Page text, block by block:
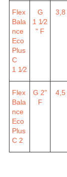
Flex
Bala
nce
Eco
Plus
C
1 1⁄2
G
1 1⁄2
" F
3,8
Flex
Bala
nce
Eco
Plus
C 2
G 2"
F
4,5